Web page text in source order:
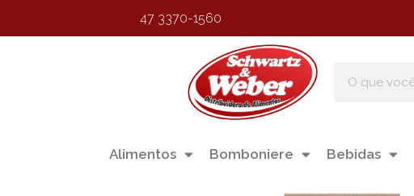
47 3370-1560
Alimentos Bomboniere Bebidas